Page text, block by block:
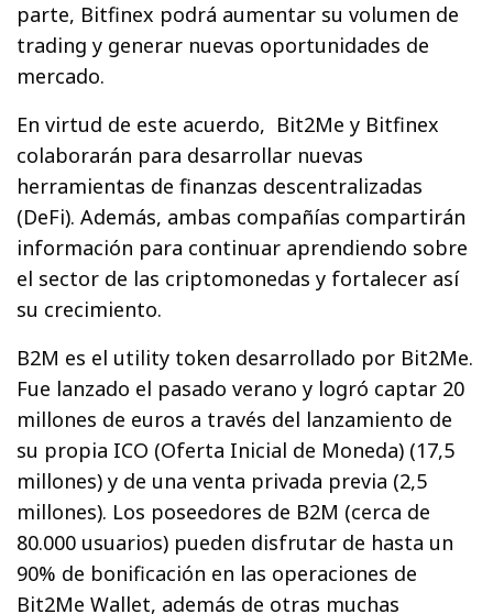
parte, Bitfinex podrá aumentar su volumen de
trading y generar nuevas oportunidades de
mercado.
En virtud de este acuerdo, Bit2Me y Bitfinex
colaborarán para desarrollar nuevas
herramientas de finanzas descentralizadas
(DeFi). Además, ambas compañías compartirán
información para continuar aprendiendo sobre
el sector de las criptomonedas y fortalecer así
su crecimiento.
B2M es el utility token desarrollado por Bit2Me.
Fue lanzado el pasado verano y logró captar 20
millones de euros a través del lanzamiento de
su propia ICO (Oferta Inicial de Moneda) (17,5
millones) y de una venta privada previa (2,5
millones). Los poseedores de B2M (cerca de
80.000 usuarios) pueden disfrutar de hasta un
90% de bonificación en las operaciones de
Bit2Me Wallet, además de otras muchas